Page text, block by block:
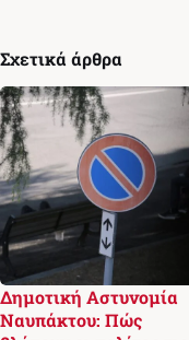
Σχετικά άρθρα
Δημοτική Αστυνομία
Ναυπάκτου: Πώς